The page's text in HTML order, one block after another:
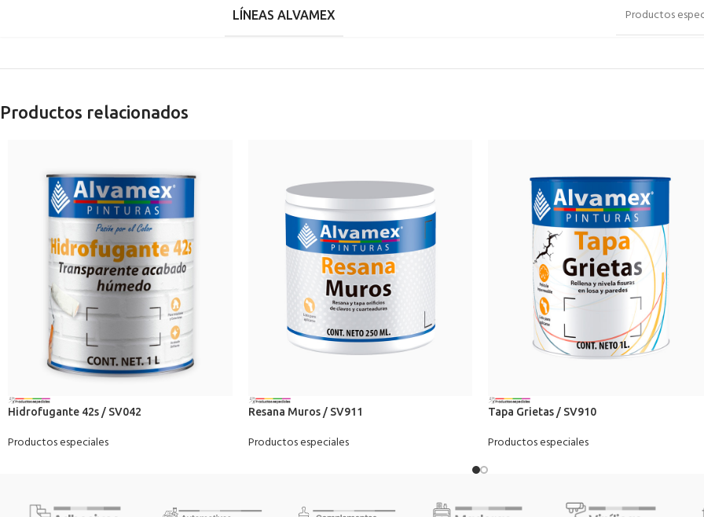
LÍNEAS ALVAMEX Productos
Productos relacionados
Hidrofugante 42s / SV042
Productos especiales
Resana Muros / SV911
Productos especiales
Tapa Grietas / SV910
Productos especiales